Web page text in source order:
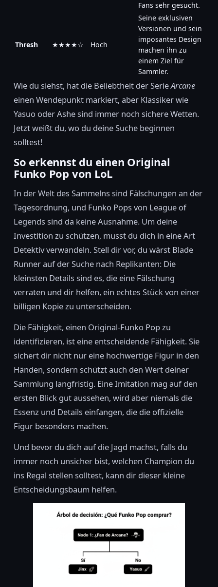
Fans sehr gesucht.
Thresh ★★★★☆ Hoch
Seine exklusiven
Versionen und sein
imposantes Design
machen ihn zu
einem Ziel für
Sammler.
Wie du siehst, hat die Beliebtheit der SerieArcane
einen Wendepunkt markiert, aber Klassiker wie
Yasuo oder Ashe sind immer noch sichere Wetten.
Jetzt weißt du, wo du deine Suche beginnen
solltest!
So erkennst du einen Original
Funko Pop von LoL
In der Welt des Sammelns sind Fälschungen an der
Tagesordnung, und Funko Pops von League of
Legends sind da keine Ausnahme. Um deine
Investition zu schützen, musst du dich in eine Art
Detektiv verwandeln. Stell dir vor, du wärst Blade
Runner auf der Suche nach Replikanten: Die
kleinsten Details sind es, die eine Fälschung
verraten und dir helfen, ein echtes Stück von einer
billigen Kopie zu unterscheiden.
Die Fähigkeit, einen Original-Funko Pop zu
identifizieren, ist eine entscheidende Fähigkeit. Sie
sichert dir nicht nur eine hochwertige Figur in den
Händen, sondern schützt auch den Wert deiner
Sammlung langfristig. Eine Imitation mag auf den
ersten Blick gut aussehen, wird aber niemals die
Essenz und Details einfangen, die die offizielle
Figur besonders machen.
Und bevor du dich auf die Jagd machst, falls du
immer noch unsicher bist, welchen Champion du
ins Regal stellen solltest, kann dir dieser kleine
Entscheidungsbaum helfen.